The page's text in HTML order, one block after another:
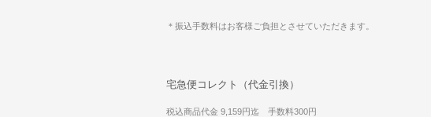
＊振込手数料はお客様ご負担とさせていただきます。
宅急便コレクト（代金引換）
税込商品代金 9,159円迄 手数料300円